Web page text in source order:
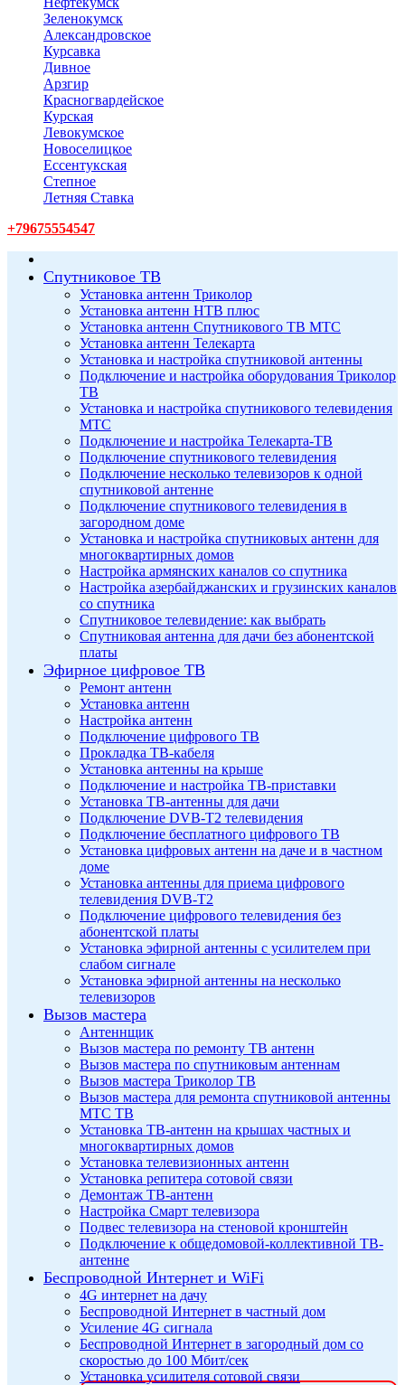
Зеленокумск
Александровское
Курсавка
Дивное
Арзгир
Красногвардейское
Курская
Левокумское
Новоселицкое
Ессентукская
Степное
Летняя Ставка
+79675554547
Спутниковое ТВ
Установка антенн Триколор
Установка антенн НТВ плюс
Установка антенн Спутникового ТВ МТС
Установка антенн Телекарта
Установка и настройка спутниковой антенны
Подключение и настройка оборудования Триколор
ТВ
Установка и настройка спутникового телевидения
МТС
Подключение и настройка Телекарта-ТВ
Подключение спутникового телевидения
Подключение несколько телевизоров к одной
спутниковой антенне
Подключение спутникового телевидения в
загородном доме
Установка и настройка спутниковых антенн для
многоквартирных домов
Настройка армянских каналов со спутника
Настройка азербайджанских и грузинских каналов
со спутника
Спутниковое телевидение: как выбрать
Спутниковая антенна для дачи без абонентской
платы
Эфирное цифровое ТВ
Ремонт антенн
Установка антенн
Настройка антенн
Подключение цифрового ТВ
Прокладка ТВ-кабеля
Установка антенны на крыше
Подключение и настройка ТВ-приставки
Установка ТВ-антенны для дачи
Подключение DVB-T2 телевидения
Подключение бесплатного цифрового ТВ
Установка цифровых антенн на даче и в частном
доме
Установка антенны для приема цифрового
телевидения DVB-T2
Подключение цифрового телевидения без
абонентской платы
Установка эфирной антенны с усилителем при
слабом сигнале
Установка эфирной антенны на несколько
телевизоров
Вызов мастера
Антеннщик
Вызов мастера по ремонту ТВ антенн
Вызов мастера по спутниковым антеннам
Вызов мастера Триколор ТВ
Вызов мастера для ремонта спутниковой антенны
МТС ТВ
Установка ТВ-антенн на крышах частных и
многоквартирных домов
Установка телевизионных антенн
Установка репитера сотовой связи
Демонтаж ТВ-антенн
Настройка Смарт телевизора
Подвес телевизора на стеновой кронштейн
Подключение к общедомовой-коллективной ТВ-
антенне
Беспроводной Интернет и WiFi
4G интернет на дачу
Беспроводной Интернет в частный дом
Усиление 4G сигнала
Беспроводной Интернет в загородный дом со
скоростью до 100 Мбит/сек
Установка усилителя сотовой связи